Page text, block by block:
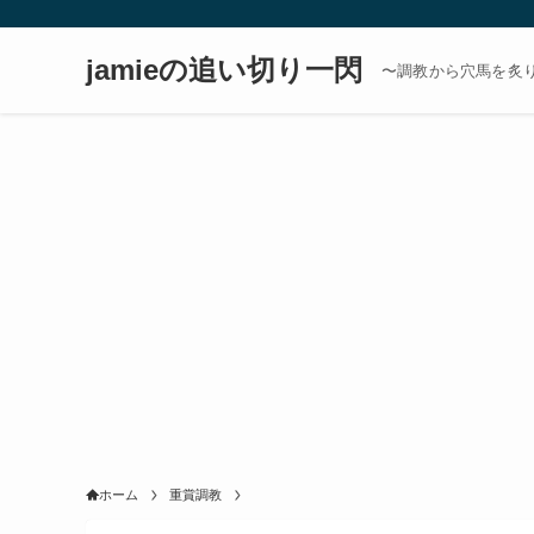
jamieの追い切り一閃 〜調教から穴馬を炙
ホーム 重賞調教